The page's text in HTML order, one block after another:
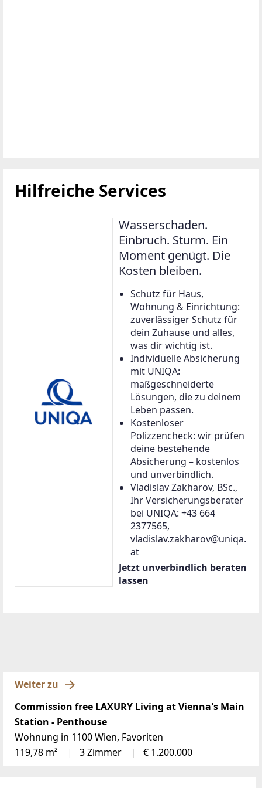
Hilfreiche Services
Wasserschaden.
Einbruch. Sturm. Ein
Moment genügt. Die
Kosten bleiben.
Schutz für Haus,
Wohnung & Einrichtung:
zuverlässiger Schutz für
dein Zuhause und alles,
was dir wichtig ist.
Individuelle Absicherung
mit UNIQA:
maßgeschneiderte
Lösungen, die zu deinem
Leben passen.
Kostenloser
Polizzencheck: wir prüfen
deine bestehende
Absicherung – kostenlos
und unverbindlich.
Vladislav Zakharov, BSc.,
Ihr Versicherungsberater
bei UNIQA: +43 664
2377565,
vladislav.zakharov@uniqa.
at
Jetzt unverbindlich beraten
lassen
Weiter zu
Commission free LAXURY Living at Vienna's Main
Station - Penthouse
Wohnung in 1100 Wien, Favoriten
119,78 m²
3 Zimmer € 1.200.000